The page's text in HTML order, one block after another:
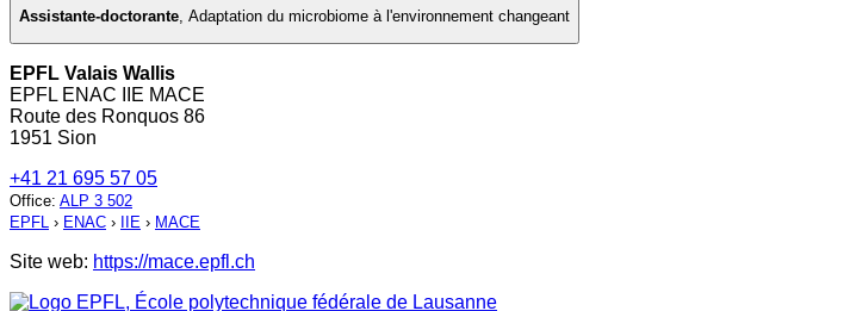
Assistante-doctorante Adaptation du microbiome à l'environnement changeant
EPFL Valais Wallis
EPFL ENAC IIE MACE
Route des Ronquos 86
1951 Sion
+41 21 695 57 05
Office: ALP 3 502
EPFL
› ENAC › IIE › MACE
Site web: https://mace.epfl.ch